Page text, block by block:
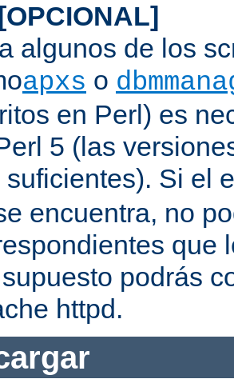
algunos de los
apxs o
en Perl) es
5 (las
suficientes). Si el
encuentra, no
que
podrás
httpd.